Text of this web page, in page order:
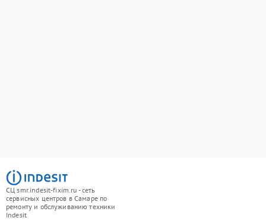
СЦ smr.indesit-fixim.ru - сеть
сервисных центров в Самаре по
ремонту и обслуживанию техники
Indesit